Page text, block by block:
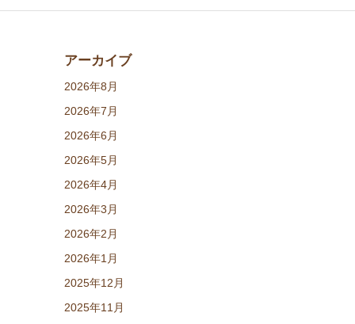
アーカイブ
2026年8月
2026年7月
2026年6月
2026年5月
2026年4月
2026年3月
2026年2月
2026年1月
2025年12月
2025年11月